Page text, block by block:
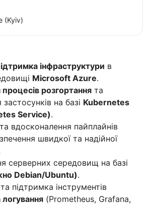
інфраструктури в
Microsoft Azure.
розгортання та
на базі Kubernetes
Service).
вдосконалення пайплайнів
швидкої та надійної
серверних середовищ на базі
Debian/Ubuntu).
підтримка інструментів
логування (Prometheus, Grafana,
(Kyiv)